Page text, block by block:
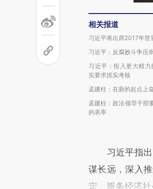
相关报道
习近平将出席2017年世
习近平：反腐败斗争压
习近平：投入更大精
实要求抓实考核
孟建柱：在新的起点上
孟建柱：政法领导干部
的表率
习近平指出
谋长远，深入
定、服务经济社